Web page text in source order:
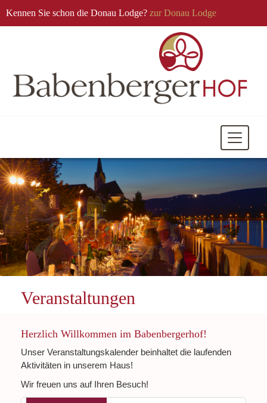
Kennen Sie schon die Donau Lodge? zur Donau Lodge
Mobile
Veranstaltungen
Herzlich Willkommen im Babenbergerhof!
Unser Veranstaltungskalender beinhaltet die laufenden
Aktivitäten in unserem Haus!
Wir freuen uns auf Ihren Besuch!